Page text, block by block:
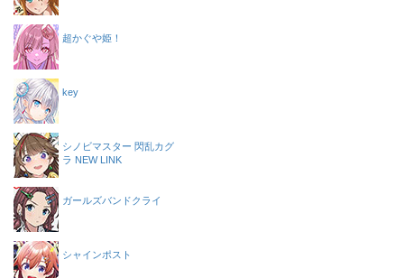
超かぐや姫！
key
シノビマスター 閃乱カグ
ラ NEW LINK
ガールズバンドクライ
シャインポスト